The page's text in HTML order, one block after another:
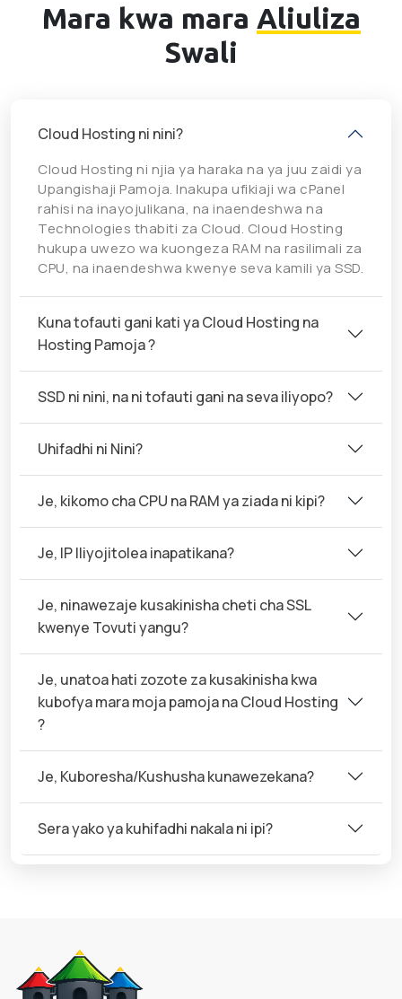
Mara kwa mara Aliuliza
Swali
Cloud Hosting ni nini?
Cloud Hosting ni njia ya haraka na ya juu zaidi ya
Upangishaji Pamoja. Inakupa ufikiaji wa cPanel
rahisi na inayojulikana, na inaendeshwa na
Technologies thabiti za Cloud. Cloud Hosting
hukupa uwezo wa kuongeza RAM na rasilimali za
CPU, na inaendeshwa kwenye seva kamili ya SSD.
Kuna tofauti gani kati ya Cloud Hosting na
Hosting Pamoja ?
SSD ni nini, na ni tofauti gani na seva iliyopo?
Uhifadhi ni Nini?
Je, kikomo cha CPU na RAM ya ziada ni kipi?
Je, IP Iliyojitolea inapatikana?
Je, ninawezaje kusakinisha cheti cha SSL
kwenye Tovuti yangu?
Je, unatoa hati zozote za kusakinisha kwa
kubofya mara moja pamoja na Cloud Hosting
?
Je, Kuboresha/Kushusha kunawezekana?
Sera yako ya kuhifadhi nakala ni ipi?